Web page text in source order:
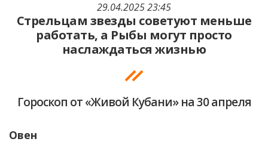
29.04.2025 23:45
Стрельцам звезды советуют меньше
работать, а Рыбы могут просто
наслаждаться жизнью
Гороскоп от «Живой Кубани» на 30 апреля
Овен